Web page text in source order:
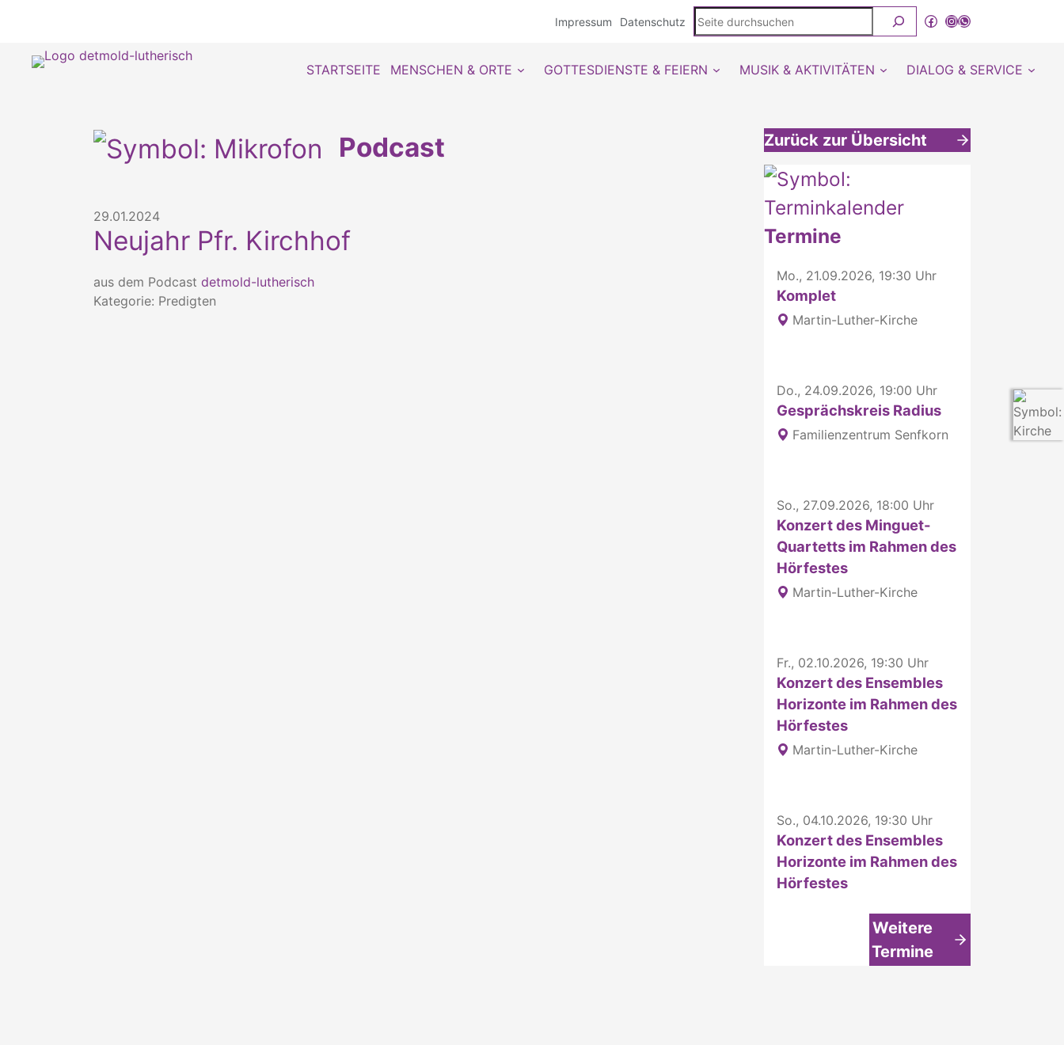
Impressum Datenschutz
Seite
durchsuchen
Facebook
Instagram
WhatsApp Kanal von detmold-lutherisch
STARTSEITE MENSCHEN & ORTE GOTTESDIENSTE & FEIERN MUSIK & AKTIVITÄTEN DIALOG & SERVICE
Podcast
29.01.2024
Neujahr Pfr. Kirchhof
aus dem Podcastdetmold-lutherisch
Kategorie: Predigten
Zurück zur Übersicht
Weitere interessante Inhalte
Termine
Mo., 21.09.2026, 19:30 Uhr
Komplet
Martin-Luther-Kirche
Do., 24.09.2026, 19:00 Uhr
Gesprächskreis Radius
Familienzentrum Senfkorn
So., 27.09.2026, 18:00 Uhr
Konzert des Minguet-
Quartetts im Rahmen des
Hörfestes
Martin-Luther-Kirche
Fr., 02.10.2026, 19:30 Uhr
Konzert des Ensembles
Horizonte im Rahmen des
Hörfestes
Martin-Luther-Kirche
So., 04.10.2026, 19:30 Uhr
Konzert des Ensembles
Horizonte im Rahmen des
Hörfestes
Weitere
Termine